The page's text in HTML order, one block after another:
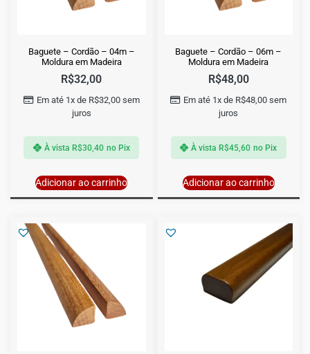
Baguete – Cordão – 04m –
Moldura em Madeira
R$32,00
Em até 1x de R$32,00sem
juros
À vista R$30,40 no Pix
Adicionar ao carrinho
Baguete – Cordão – 06m –
Moldura em Madeira
R$48,00
Em até 1x de R$48,00 sem
juros
À vista R$45,60 no Pix
Adicionar ao carrinho